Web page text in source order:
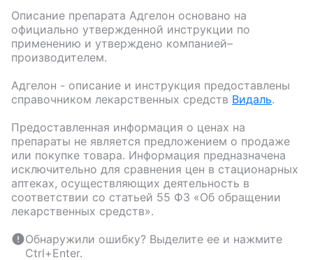
Описание препарата Адгелон основано на
официально утвержденной инструкции по
применению и утверждено компанией–
производителем.
Адгелон - описание и инструкция предоставлены
справочником лекарственных средств Видаль.
Предоставленная информация о ценах на
препараты не является предложением о продаже
или покупке товара. Информация предназначена
исключительно для сравнения цен в стационарных
аптеках, осуществляющих деятельность в
соответствии со статьей 55 ФЗ «Об обращении
лекарственных средств».
Обнаружили ошибку? Выделите ее и нажмите
Ctrl+Enter.